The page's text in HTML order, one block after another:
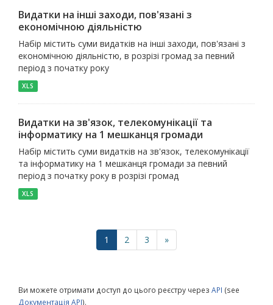
Видатки на інші заходи, пов'язані з
економічною діяльністю
Набір містить суми видатків на інші заходи, пов'язані з
економічною діяльністю, в розрізі громад за певний
період з початку року
XLS
Видатки на зв'язок, телекомунікації та
інформатику на 1 мешканця громади
Набір містить суми видатків на зв'язок, телекомунікації
та інформатику на 1 мешканця громади за певний
період з початку року в розрізі громад
XLS
1 2 3 »
Ви можете отримати доступ до цього реєстру через API (see
Документація API).